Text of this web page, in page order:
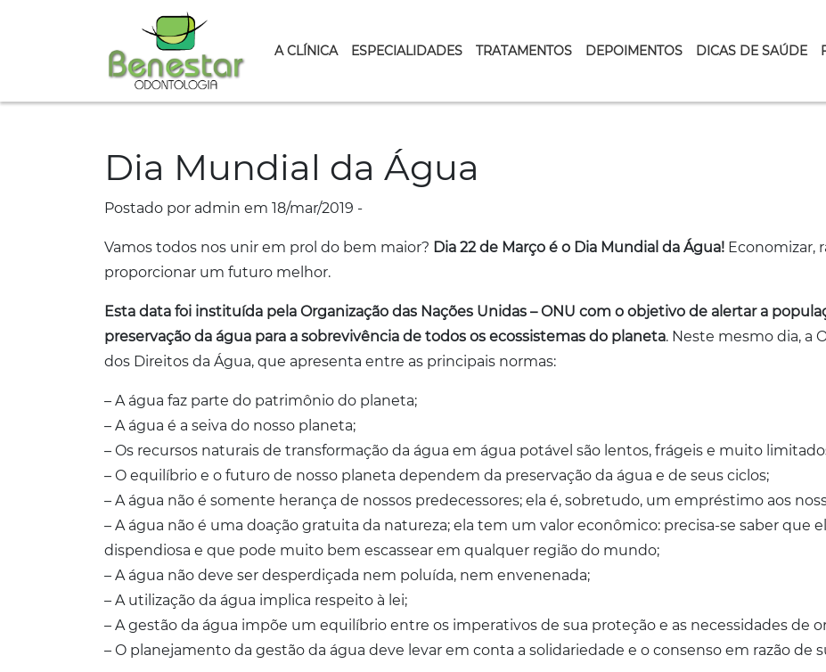
A CLÍNICA ESPECIALIDADES TRATAMENTOS DEPOIMENTOS DICAS DE SAÚDE
Dia Mundial da Água
Postado por admin em 18/mar/2019 -
Vamos todos nos unir em prol do bem maior? Dia 22 de Março é o Dia Mundial da Água! Economizar,
proporcionar um futuro melhor.
Esta data foi instituída pela Organização das Nações Unidas – ONU com o objetivo de alertar a
preservação da água para a sobrevivência de todos os ecossistemas do planeta. Neste mesmo dia, a
dos Direitos da Água, que apresenta entre as principais normas:
– A água faz parte do patrimônio do planeta;
– A água é a seiva do nosso planeta;
– Os recursos naturais de transformação da água em água potável são lentos, frágeis e muito
– O equilíbrio e o futuro de nosso planeta dependem da preservação da água e de seus ciclos;
– A água não é somente herança de nossos predecessores; ela é, sobretudo, um empréstimo aos
– A água não é uma doação gratuita da natureza; ela tem um valor econômico: precisa-se saber que
dispendiosa e que pode muito bem escassear em qualquer região do mundo;
– A água não deve ser desperdiçada nem poluída, nem envenenada;
– A utilização da água implica respeito à lei;
– A gestão da água impõe um equilíbrio entre os imperativos de sua proteção e as necessidades de
– O planejamento da gestão da água deve levar em conta a solidariedade e o consenso em razão de